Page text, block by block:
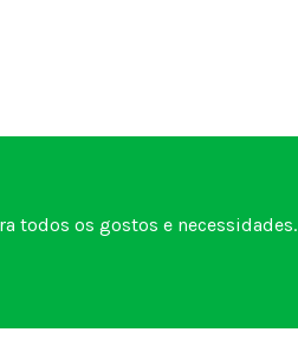
todos os gostos e necessidades.